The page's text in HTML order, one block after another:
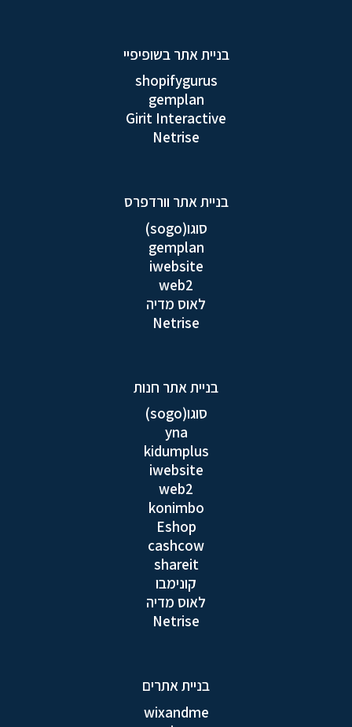
בניית אתר בשופיפיי
shopifygurus
gemplan
Girit Interactive
Netrise
בניית אתר וורדפרס
סוגו(sogo)
gemplan
iwebsite
web2
לאוס מדיה
Netrise
בניית אתר חנות
סוגו(sogo)
yna
kidumplus
iwebsite
web2
konimbo
Eshop
cashcow
shareit
קונימבו
לאוס מדיה
Netrise
בניית אתרים
wixandme